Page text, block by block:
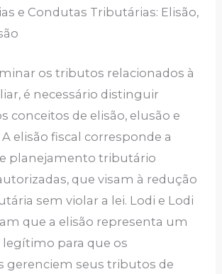
e Condutas Tributárias: Elisão,
os tributos relacionados à
é necessário distinguir
conceitos de elisão, elusão e
A elisão fiscal corresponde a
planejamento tributário
que visam à redução
sem violar a lei. Lodi e Lodi
que a elisão representa um
para que os
gerenciem seus tributos de